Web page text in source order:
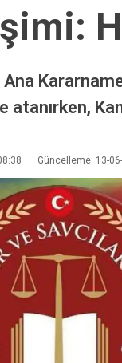
atanırken,
Güncelleme: 13-